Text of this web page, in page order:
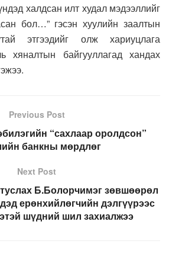
халдсан илт худал мэдээллийг
бол…” гэсэн хуулийн заалтын
этгээдийг олж хариуцлага
хяналтын байгууллагад хандах
Previous Post
“сахлаар оролдсон”
банкны мөрдлөг
Next Post
Б.Болорчимэг зөвшөөрөл
ерөнхийлөгчийн дэлгүүрээс
шүдний шил захиалжээ